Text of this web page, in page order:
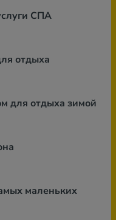
СПА
отдыха
для отдыха зимой
маленьких